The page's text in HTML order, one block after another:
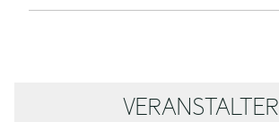
VERANSTALTER